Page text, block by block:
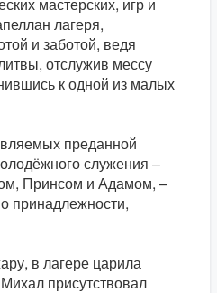
мастерских, игр и
лагеря,
и заботой, ведя
отслужив мессу
к одной из малых
преданной
служения –
Принсом и Адамом, –
принадлежности,
в лагере царила
присутствовал